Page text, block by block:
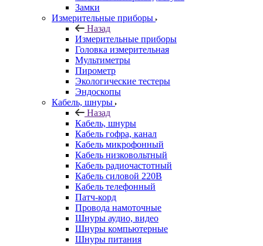
Замки
Измерительные приборы
Назад
Измерительные приборы
Головка измерительная
Мультиметры
Пирометр
Экологические тестеры
Эндоскопы
Кабель, шнуры
Назад
Кабель, шнуры
Кабель гофра, канал
Кабель микрофонный
Кабель низковольтный
Кабель радиочастотный
Кабель силовой 220В
Кабель телефонный
Патч-корд
Провода намоточные
Шнуры аудио, видео
Шнуры компьютерные
Шнуры питания